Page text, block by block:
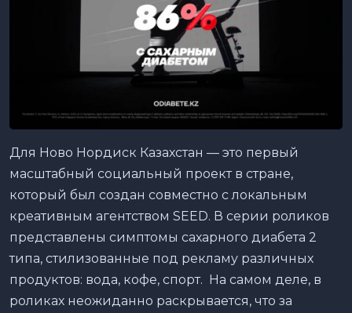
Для Ново Нордиск Казахстан — это первый
масштабный социальный проект в стране,
который был создан совместно с локальным
креативным агентством SEED. В серии роликов
представлены симптомы сахарного диабета 2
типа, стилизованные под рекламу различных
продуктов: вода, кофе, спорт. На самом деле, в
роликах неожиданно раскрывается, что за